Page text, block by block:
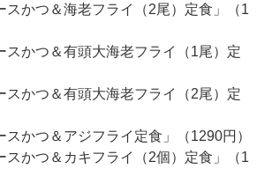
スかつ＆海老フライ（2尾）定食」（1
スかつ＆有頭大海老フライ（1尾）定
スかつ＆有頭大海老フライ（2尾）定
スかつ＆アジフライ定食」（1290円）
スかつ＆カキフライ（2個）定食」（1